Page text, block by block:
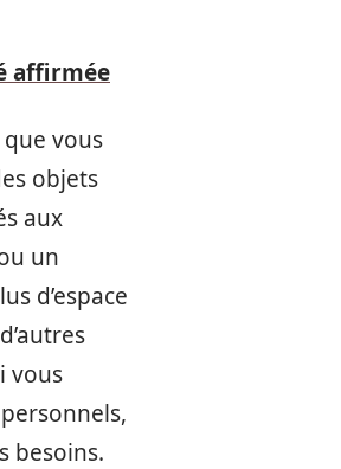
affirmée
vous
objets
aux
un
d’espace
vous
besoins.